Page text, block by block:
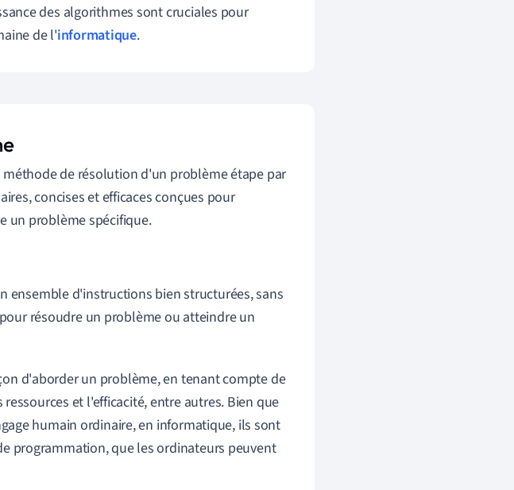
des algorithmes sont cruciales pour
de l'informatique.
de résolution d'un problème étape par
concises et efficaces conçues pour
un problème spécifique.
ensemble d'instructions bien structurées, sans
résoudre un problème ou atteindre un
d'aborder un problème, en tenant compte de
et l'efficacité, entre autres. Bien que
humain ordinaire, en informatique, ils sont
programmation, que les ordinateurs peuvent